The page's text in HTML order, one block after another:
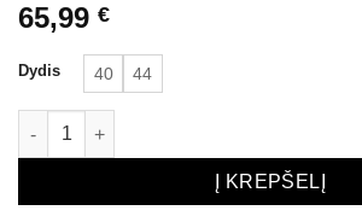
65,99 €
Dydis 40 44
produkto kiekis: Klasikinės kelnės
Į KREPŠELĮ